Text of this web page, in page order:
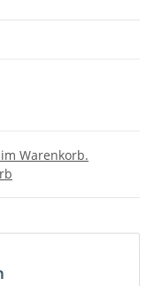
Warenkorb.